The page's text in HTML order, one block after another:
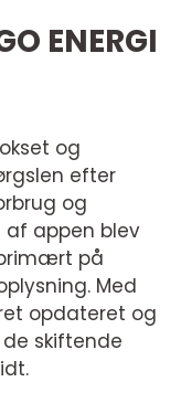
ENERGI
og
efter
og
af appen blev
på
Med
opdateret og
skiftende